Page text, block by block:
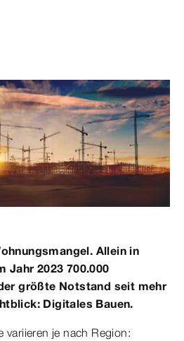
Allein in
Jahr 2023 700.000
größte Notstand seit mehr
Digitales Bauen.
variieren je nach Region: